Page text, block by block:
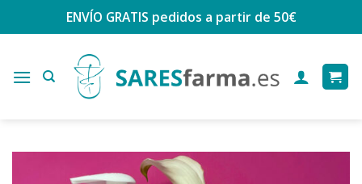
ENVÍO GRATIS pedidos a partir de 50€